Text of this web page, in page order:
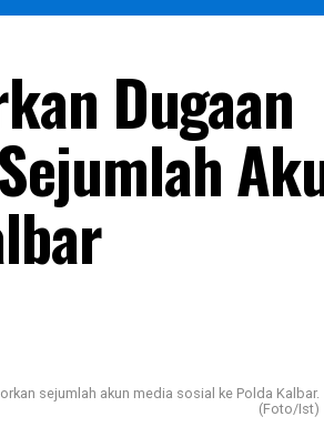
Dugaan
sejumlah akun media sosial ke Polda Kalbar.
(Foto/Ist)